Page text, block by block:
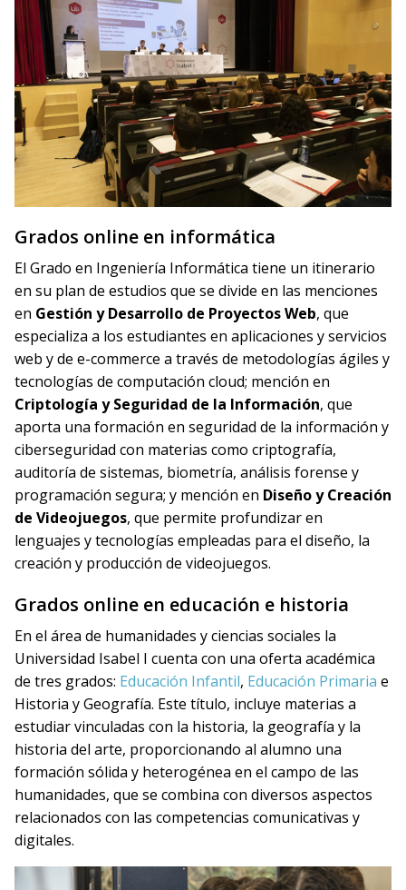
Grados online en informática
El Grado en Ingeniería Informática tiene un itinerario
en su plan de estudios que se divide en las menciones
en Gestión y Desarrollo de Proyectos Web, que
especializa a los estudiantes en aplicaciones y servicios
web y de e-commerce a través de metodologías ágiles y
tecnologías de computación cloud; mención en
Criptología y Seguridad de la Información, que
aporta una formación en seguridad de la información y
ciberseguridad con materias como criptografía,
auditoría de sistemas, biometría, análisis forense y
programación segura; y mención en Diseño y Creación
de Videojuegos, que permite profundizar en
lenguajes y tecnologías empleadas para el diseño, la
creación y producción de videojuegos.
Grados online en educación e historia
En el área de humanidades y ciencias sociales la
Universidad Isabel I cuenta con una oferta académica
de tres grados: Educación Infantil, Educación Primaria e
Historia y Geografía. Este título, incluye materias a
estudiar vinculadas con la historia, la geografía y la
historia del arte, proporcionando al alumno una
formación sólida y heterogénea en el campo de las
humanidades, que se combina con diversos aspectos
relacionados con las competencias comunicativas y
digitales.